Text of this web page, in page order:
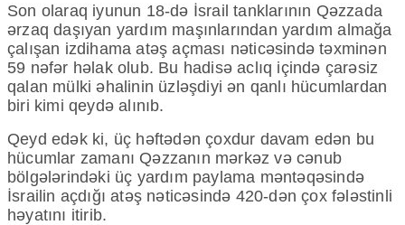
Son olaraq iyunun 18-də İsrail tanklarının Qəzzada
ərzaq daşıyan yardım maşınlarından yardım almağa
çalışan izdihama atəş açması nəticəsində təxminən
59 nəfər həlak olub. Bu hadisə aclıq içində çarəsiz
qalan mülki əhalinin üzləşdiyi ən qanlı hücumlardan
biri kimi qeydə alınıb.
Qeyd edək ki, üç həftədən çoxdur davam edən bu
hücumlar zamanı Qəzzanın mərkəz və cənub
bölgələrindəki üç yardım paylama məntəqəsində
İsrailin açdığı atəş nəticəsində 420-dən çox fələstinli
həyatını itirib.